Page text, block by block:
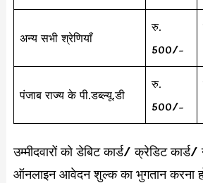
अन्य सभी श्रेणियाँ
रु.
500/-
पंजाब राज्य के पी.डब्ल्यू.डी
रु.
500/-
उम्मीदवारों को डेबिट कार्ड/ क्रेडिट
ऑनलाइन आवेदन शुल्क का भुगतान करना